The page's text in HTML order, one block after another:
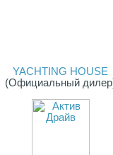
YACHTING HOUSE
(Официальный